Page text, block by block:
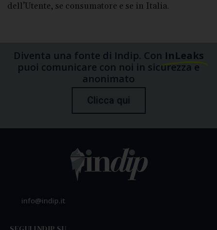
dell’Utente, se consumatore e se in Italia.
Diventa una fonte di Indip. Con InLeaks
puoi comunicare con noi in sicurezza e
anonimato
Clicca qui
info@indip.it